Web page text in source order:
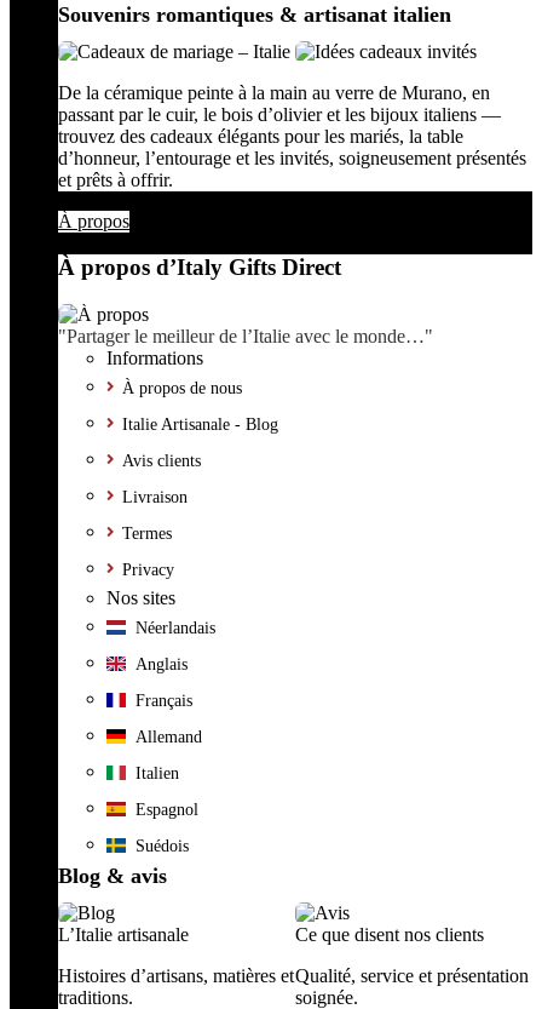
Souvenirs romantiques & artisanat italien
De la céramique peinte à la main au verre de Murano, en
passant par le cuir, le bois d’olivier et les bijoux italiens —
trouvez des cadeaux élégants pour les mariés, la table
d’honneur, l’entourage et les invités, soigneusement présentés
et prêts à offrir.
À propos
À propos d’Italy Gifts Direct
"Partager le meilleur de l’Italie avec le monde…"
Informations
À propos de nous
Italie Artisanale - Blog
Avis clients
Livraison
Termes
Privacy
Nos sites
Néerlandais
Anglais
Français
Allemand
Italien
Espagnol
Suédois
Blog & avis
L’Italie artisanale
Histoires d’artisans, matières et
traditions.
Ce que disent nos clients
Qualité, service et présentation
soignée.